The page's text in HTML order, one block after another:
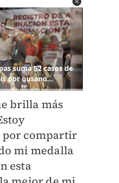
brilla más
por compartir
mi medalla
esta